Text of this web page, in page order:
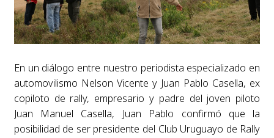
En un diálogo entre nuestro periodista especializado en
automovilismo Nelson Vicente y Juan Pablo Casella, ex
copiloto de rally, empresario y padre del joven piloto
Juan Manuel Casella, Juan Pablo confirmó que la
posibilidad de ser presidente del Club Uruguayo de Rally